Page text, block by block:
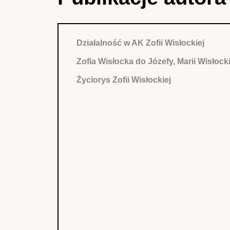
Działalność w AK Zofii Wisłockiej
Zofia Wisłocka do Józefy, Marii
Życiorys Zofii Wisłockiej